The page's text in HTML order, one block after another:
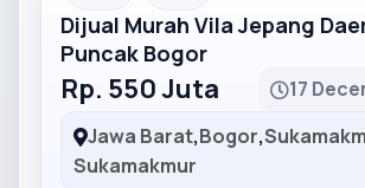
Dijual Murah Vila Jepang
Puncak Bogor
Rp. 550 Juta
17
Jawa Barat,Bogor,
Sukamakmur